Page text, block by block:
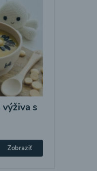
výživa s
Zobraziť